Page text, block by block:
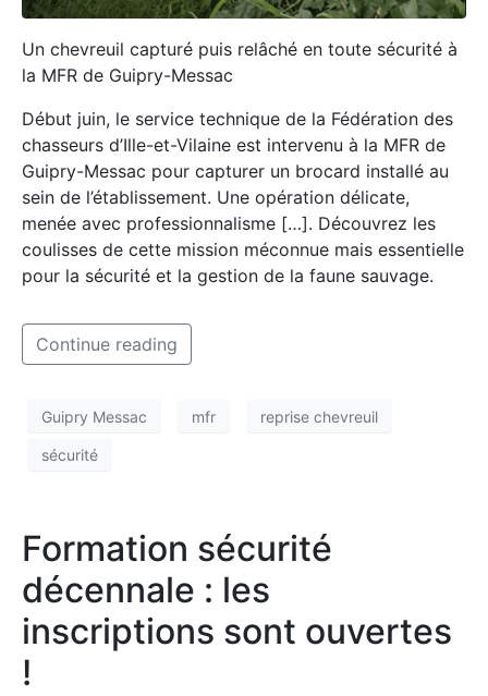
Un chevreuil capturé puis relâché en toute sécurité à
la MFR de Guipry-Messac
Début juin, le service technique de la Fédération des
chasseurs d’Ille-et-Vilaine est intervenu à la MFR de
Guipry-Messac pour capturer un brocard installé au
sein de l’établissement. Une opération délicate,
menée avec professionnalisme […]. Découvrez les
coulisses de cette mission méconnue mais essentielle
pour la sécurité et la gestion de la faune sauvage.
Continue reading
Guipry Messac mfr reprise chevreuil
sécurité
Formation sécurité
décennale : les
inscriptions sont ouvertes
!